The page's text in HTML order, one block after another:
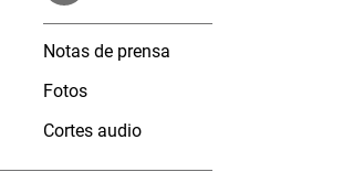
Notas de prensa
Fotos
Cortes audio